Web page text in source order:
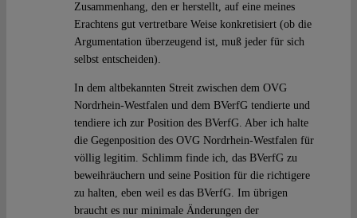
Zusammenhang, den er herstellt, auf eine meines
Erachtens gut vertretbare Weise konkretisiert (ob die
Argumentation überzeugend ist, muß jeder für sich
selbst entscheiden).
In dem altbekannten Streit zwischen dem OVG
Nordrhein-Westfalen und dem BVerfG tendierte und
tendiere ich zur Position des BVerfG. Aber ich halte
die Gegenposition des OVG Nordrhein-Westfalen für
völlig legitim. Schlimm finde ich, das BVerfG zu
beweihräuchern und seine Position für die richtigere
zu halten, eben weil es das BVerfG. Im übrigen
braucht es nur minimale Änderungen der